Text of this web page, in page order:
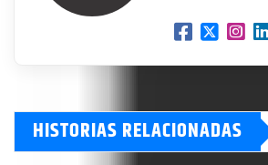
HISTORIAS RELACIONADAS